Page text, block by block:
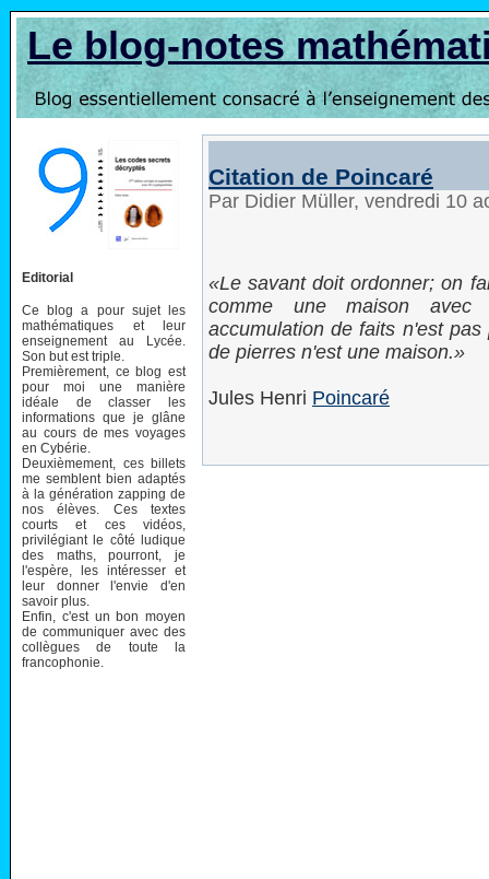
Le blog-notes
Editorial
Ce blog a pour sujet les
mathématiques et leur
enseignement au Lycée.
Son but est triple.
Premièrement, ce blog est
pour moi une manière
idéale de classer les
informations que je glâne
au cours de mes voyages
en Cybérie.
Deuxièmement, ces billets
me semblent bien adaptés
à la génération zapping de
nos élèves. Ces textes
courts et ces vidéos,
privilégiant le côté ludique
des maths, pourront, je
l'espère, les intéresser et
leur donner l'envie d'en
savoir plus.
Enfin, c'est un bon moyen
de communiquer avec des
collègues de toute la
francophonie.
Citation de Poincaré
Par Didier Müller, vendredi 10
Le savant doit ordonner; on
comme une maison
accumulation de faits n'est
de pierres n'est une maison.
Jules Henri Poincaré